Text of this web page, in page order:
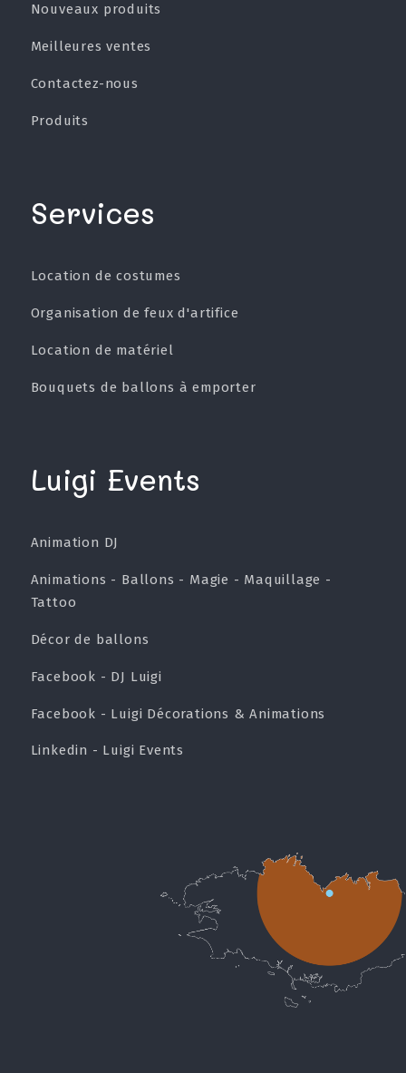
Nouveaux produits
Meilleures ventes
Contactez-nous
Produits
Services
Location de costumes
Organisation de feux d'artifice
Location de matériel
Bouquets de ballons à emporter
Luigi Events
Animation DJ
Animations - Ballons - Magie - Maquillage -
Tattoo
Décor de ballons
Facebook - DJ Luigi
Facebook - Luigi Décorations & Animations
Linkedin - Luigi Events